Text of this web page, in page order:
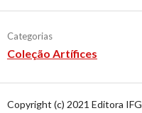
Categorias
Coleção Artífices
Copyright (c) 2021 Editora IFG